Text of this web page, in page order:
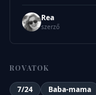
Rea
szerző
ROVATOK
7/24 Baba-mama